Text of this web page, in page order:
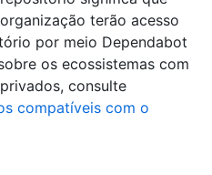
terão acesso
por meio Dependabot
os ecossistemas com
consulte
compatíveis com o